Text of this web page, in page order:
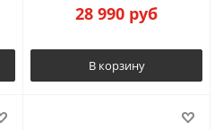
28 990 руб
В корзину